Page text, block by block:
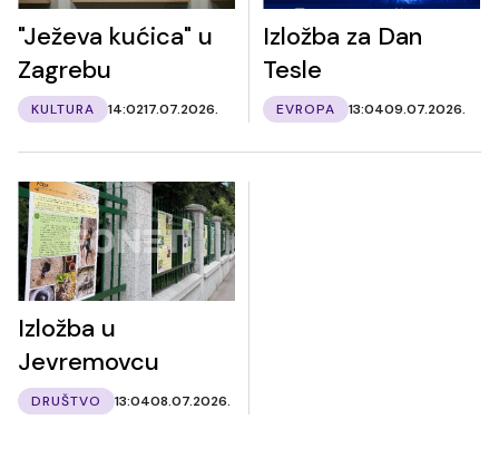
"Ježeva kućica" u
Zagrebu
KULTURA 14:0217.07.2026.
Izložba za Dan
Tesle
EVROPA 13:0409.07.2026.
Izložba u
Jevremovcu
DRUŠTVO 13:0408.07.2026.